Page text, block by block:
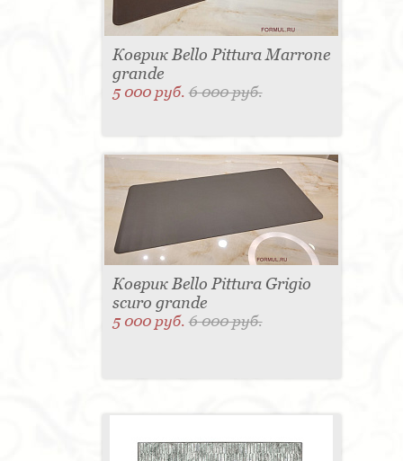
Коврик Bello Pittura Marrone
grande
5 000 руб.6 000 руб.
Коврик Bello Pittura Grigio
scuro grande
5 000 руб.6 000 руб.